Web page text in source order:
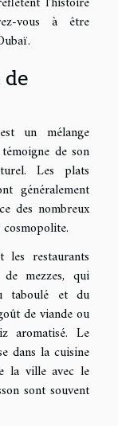
vous à être
un mélange
de son
Les plats
généralement
des nombreux
les restaurants
mezzes, qui
taboulé et du
de viande ou
aromatisé. Le
dans la cuisine
la ville avec le
sont souvent